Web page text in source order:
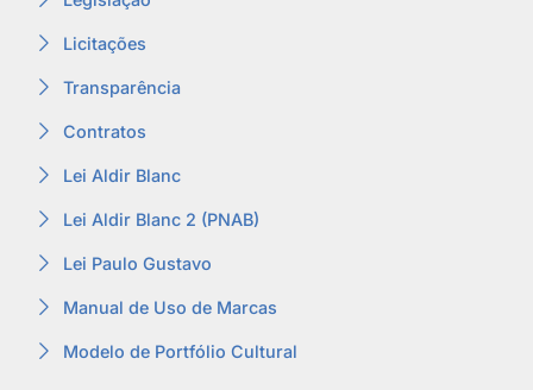
Licitações
Transparência
Contratos
Lei Aldir Blanc
Lei Aldir Blanc 2 (PNAB)
Lei Paulo Gustavo
Manual de Uso de Marcas
Modelo de Portfólio Cultural